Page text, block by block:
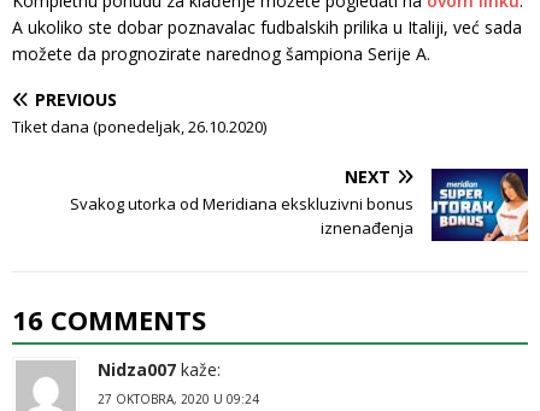
A ukoliko ste dobar poznavalac fudbalskih prilika u Italiji, već sada
možete da prognozirate narednog šampiona Serije A.
PREVIOUS
Tiket dana (ponedeljak, 26.10.2020)
NEXT
Svakog utorka od Meridiana ekskluzivni bonus
iznenađenja
16 COMMENTS
Nidza007 kaže:
27 OKTOBRA, 2020 U 09:24